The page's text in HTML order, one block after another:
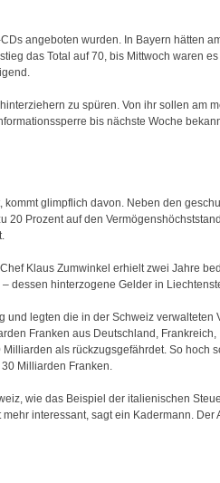
angeboten wurden. In Bayern hätten
das Total auf 70, bis Mittwoch waren
zu spüren. Von ihr sollen am
bis nächste Woche
glimpflich davon. Neben den
20 Prozent auf den
Klaus Zumwinkel erhielt zwei Jahre
dessen hinterzogene Gelder in
legten die in der Schweiz
Franken aus Deutschland,
als rückzugsgefährdet. So hoch
Milliarden Franken.
wie das Beispiel der italienischen
interessant, sagt ein Kadermann. Der